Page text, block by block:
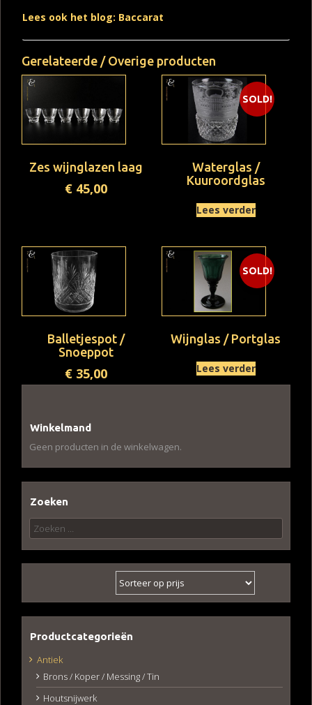
Lees ook het blog: Baccarat
Gerelateerde / Overige producten
Zes wijnglazen laag
€ 45,00
SOLD!
Waterglas /
Kuuroordglas
Lees verder
Balletjespot /
Snoeppot
€ 35,00
SOLD!
Wijnglas / Portglas
Lees verder
Winkelmand
Geen producten in de winkelwagen.
Zoeken
Zoeken
naar:
Productcategorieën
Antiek
Brons / Koper / Messing / Tin
Houtsnijwerk